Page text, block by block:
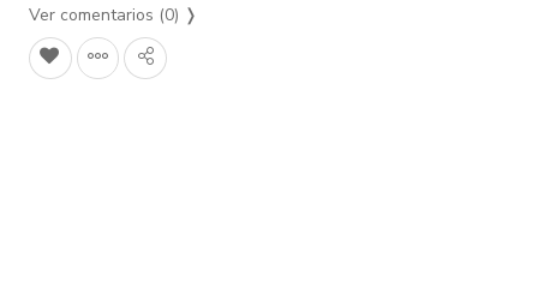
Ver comentarios (0) ❭